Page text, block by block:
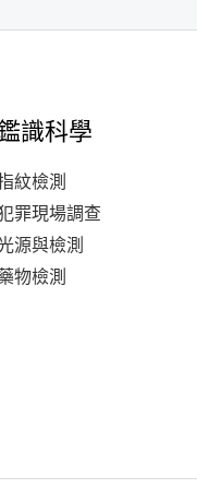
識科學
紋檢測
罪現場調查
源與檢測
物檢測